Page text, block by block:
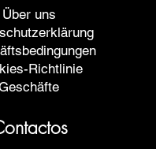
Über uns
Richtlinie